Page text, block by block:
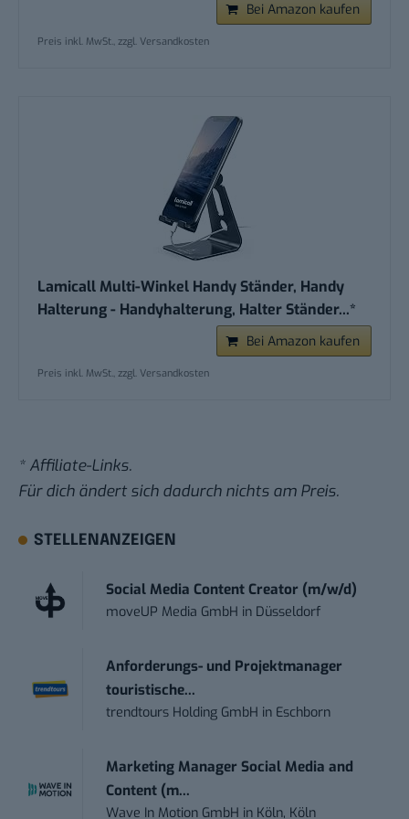
Bei Amazon kaufen
Preis inkl. MwSt., zzgl. Versandkosten
Lamicall Multi-Winkel Handy Ständer, Handy
Halterung - Handyhalterung, Halter Ständer...*
Bei Amazon kaufen
Preis inkl. MwSt., zzgl. Versandkosten
* Affiliate-Links.
Für dich ändert sich dadurch nichts am Preis.
STELLENANZEIGEN
Social Media Content Creator (m/w/d)
moveUP Media GmbH in Düsseldorf
Anforderungs- und Projektmanager
touristische...
trendtours Holding GmbH in Eschborn
Marketing Manager Social Media and
Content (m...
Wave In Motion GmbH in Köln, Köln